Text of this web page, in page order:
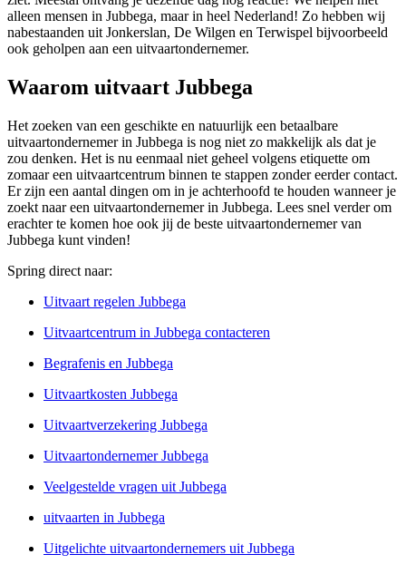
alleen mensen in Jubbega, maar in heel Nederland! Zo hebben wij
nabestaanden uit Jonkerslan, De Wilgen en Terwispel bijvoorbeeld
ook geholpen aan een uitvaartondernemer.
Waarom uitvaart Jubbega
Het zoeken van een geschikte en natuurlijk een betaalbare
uitvaartondernemer in Jubbega is nog niet zo makkelijk als dat je
zou denken. Het is nu eenmaal niet geheel volgens etiquette om
zomaar een uitvaartcentrum binnen te stappen zonder eerder contact.
Er zijn een aantal dingen om in je achterhoofd te houden wanneer je
zoekt naar een uitvaartondernemer in Jubbega. Lees snel verder om
erachter te komen hoe ook jij de beste uitvaartondernemer van
Jubbega kunt vinden!
Spring direct naar:
Uitvaart regelen Jubbega
Uitvaartcentrum in Jubbega contacteren
Begrafenis en Jubbega
Uitvaartkosten Jubbega
Uitvaartverzekering Jubbega
Uitvaartondernemer Jubbega
Veelgestelde vragen uit Jubbega
uitvaarten in Jubbega
Uitgelichte uitvaartondernemers uit Jubbega